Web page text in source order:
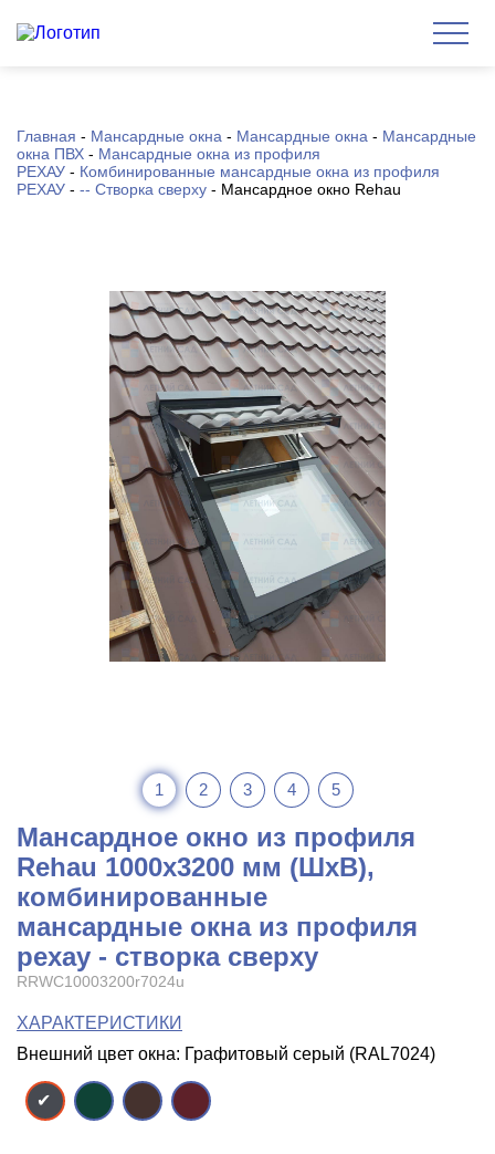
Главная - Мансардные окна - Мансардные окна - Мансардные
окна ПВХ - Мансардные окна из профиля
РЕХАУ - Комбинированные мансардные окна из профиля
РЕХАУ - -- Створка сверху - Мансардное окно Rehau
1 2 3 4 5
Мансардное окно из профиля
Rehau 1000x3200 мм (ШхВ),
комбинированные
мансардные окна из профиля
рехау - створка сверху
RRWC10003200r7024u
ХАРАКТЕРИСТИКИ
Внешний цвет окна: Графитовый серый (RAL7024)